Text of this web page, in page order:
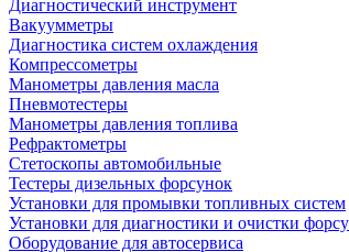
Диагностический инструмент
Вакуумметры
Диагностика систем охлаждения
Компрессометры
Манометры давления масла
Пневмотестеры
Манометры давления топлива
Рефрактометры
Стетоскопы автомобильные
Тестеры дизельных форсунок
Установки для промывки топливных систем
Установки для диагностики и очистки
Оборудование для автосервиса